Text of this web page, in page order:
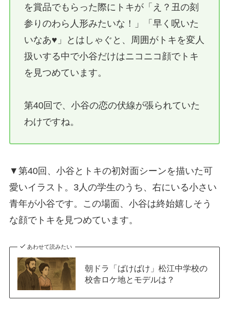
を賞品でもらった際にトキが「え？丑の刻
参りのわら人形みたいな！」「早く呪いた
いなあ♥」とはしゃぐと、周囲がトキを変人
扱いする中で小谷だけはニコニコ顔でトキ
を見つめています。
第40回で、小谷の恋の伏線が張られていた
わけですね。
▼第40回、小谷とトキの初対面シーンを描いた可
愛いイラスト。3人の学生のうち、右にいる小さい
青年が小谷です。この場面、小谷は終始嬉しそう
な顔でトキを見つめています。
あわせて読みたい
朝ドラ「ばけばけ」松江中学校の
校舎ロケ地とモデルは？